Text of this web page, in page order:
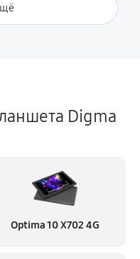
Digma
Optima 10 X702 4G